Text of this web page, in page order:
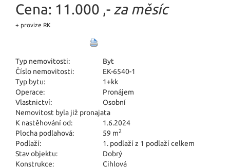
Cena: 11.000 ,- za měsíc
+ provize RK
Typ nemovitosti:
Byt
Číslo nemovitosti:
EK-6540-1
Typ bytu:
1+kk
Operace:
Pronájem
Vlastnictví:
Osobní
Nemovitost byla již pronajata
K nastěhování od:
1.6.2024
Plocha podlahová:
59 m2
Podlaží:
1. podlaží z 1 podlaží celkem
Stav objektu:
Dobrý
Konstrukce:
Cihlová